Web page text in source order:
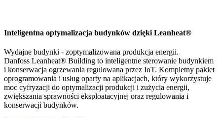
Inteligentna optymalizacja budynków dzięki Leanheat®
Wydajne budynki - zoptymalizowana produkcja energii.
Danfoss Leanheat® Building to inteligentne sterowanie budynkiem
i konserwacja ogrzewania regulowana przez IoT. Kompletny pakiet
oprogramowania i usług oparty na aplikacjach, który wykorzystuje
moc cyfryzacji do optymalizacji produkcji i zużycia energii,
zwiększania sprawności eksploatacyjnej oraz regulowania i
konserwacji budynków.